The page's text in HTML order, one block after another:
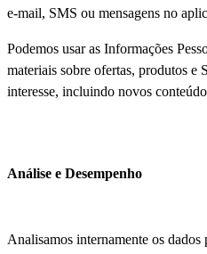
e-mail, SMS ou mensagens no
Podemos usar as Informações
materiais sobre ofertas, produtos e
interesse, incluindo novos
Análise e Desempenho
Analisamos internamente os dados